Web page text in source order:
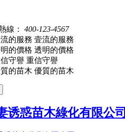
線： 400-123-4567
壹流的服務
透明的價格
重信守譽
優質的苗木
诱惑苗木綠化有限公司